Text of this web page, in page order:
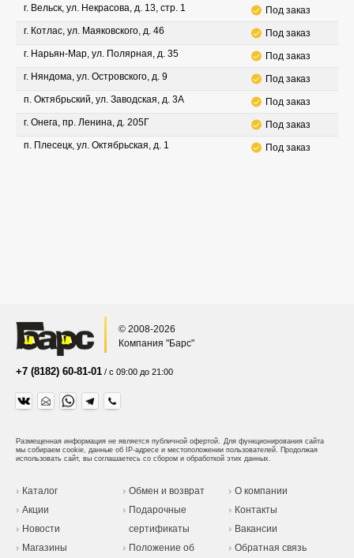
г. Вельск, ул. Некрасова, д. 13, стр. 1
Под заказ
г. Котлас, ул. Маяковского, д. 46
Под заказ
г. Нарьян-Мар, ул. Полярная, д. 35
Под заказ
г. Няндома, ул. Островского, д. 9
Под заказ
п. Октябрьский, ул. Заводская, д. 3А
Под заказ
г. Онега, пр. Ленина, д. 205Г
Под заказ
п. Плесецк, ул. Октябрьская, д. 1
Под заказ
© 2008-2026
Компания "Барс"
+7 (8182) 60-81-01 / с 09:00 до 21:00
Размещенная информация не является публичной офертой. Для функционирования сайта
мы собираем cookie, данные об IP-адресе и местоположении пользователей. Продолжая
использовать сайт, вы соглашаетесь со сбором и обработкой этих данных.
Каталог
Акции
Новости
Магазины
Обмен и возврат
Подарочные
сертификаты
Положение об
О компании
Контакты
Вакансии
Обратная связь